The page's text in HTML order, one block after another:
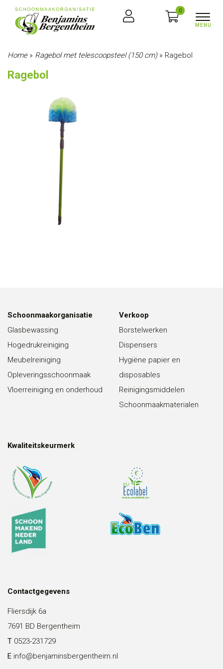
0
Home» Ragebol met telescoopsteel (150 cm)» Ragebol
Ragebol
Schoonmaakorganisatie
Glasbewassing
Hogedrukreiniging
Meubelreiniging
Opleveringsschoonmaak
Vloerreiniging en onderhoud
Verkoop
Borstelwerken
Dispensers
Hygiëne papier en
disposables
Reinigingsmiddelen
Schoonmaakmaterialen
Kwaliteitskeurmerk
Contactgegevens
Fliersdijk 6a
7691 BD Bergentheim
T 0523-231729
E info@benjaminsbergentheim.nl